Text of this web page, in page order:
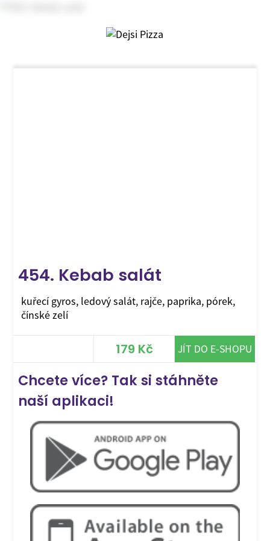
454. Kebab salát
kuřecí gyros, ledový salát, rajče, paprika, pórek,
čínské zelí
179 Kč JÍT DO E-SHOPU
Chcete více? Tak si stáhněte
naší aplikaci!